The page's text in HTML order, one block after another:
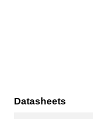
Datasheets